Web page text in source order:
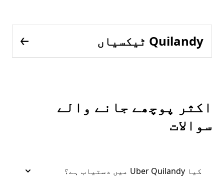
Quilandy ٹیکسیاں
اکثر پوچھے جانے والے
سوالات
کیا Uber Quilandy میں دستیاب ہے؟